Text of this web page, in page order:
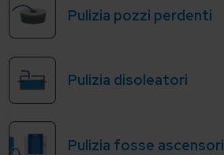
Pulizia pozzi perdenti
Pulizia disoleatori
Pulizia fosse ascensori